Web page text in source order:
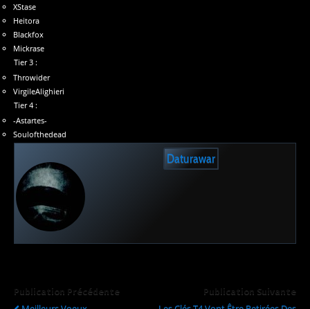
XStase
Heitora
Blackfox
Mickrase
Tier 3 :
Throwider
VirgileAlighieri
Tier 4 :
-Astartes-
Soulofthedead
Daturawar
Publication Précédente
Publication Suivante